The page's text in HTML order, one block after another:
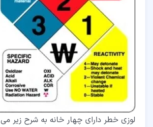
لوزی خطر دارای چهار خانه به شرح زیر